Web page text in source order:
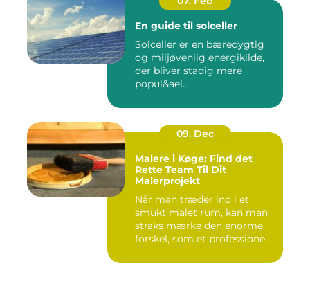
En guide til solceller
Solceller er en bæredygtig
og miljøvenlig energikilde,
der bliver stadig mere
popul&ael...
09. Dec
Malere i Køge: Find det
Rette Team Til Dit
Malerprojekt
Når man træder ind i et
smukt malet rum, kan man
straks mærke den enorme
forskel, som et professione...